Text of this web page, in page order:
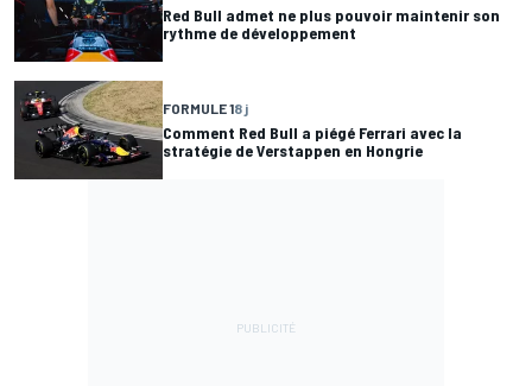
Red Bull admet ne plus pouvoir maintenir son
rythme de développement
FORMULE 18 j
Comment Red Bull a piégé Ferrari avec la
stratégie de Verstappen en Hongrie